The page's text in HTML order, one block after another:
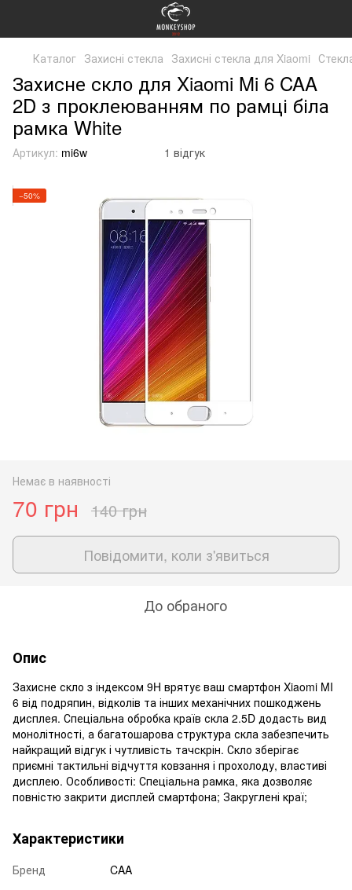
Каталог Захисні стекла Захисні стекла для Xiaomi
Захисне скло для Xiaomi Mi 6 CAA
2D з проклеюванням по рамці біла
рамка White
Артикул: mi6w 1 відгук
−50%
Немає в наявності
70 грн 140 грн
Повідомити, коли з'явиться
До обраного
Опис
Захисне скло з індексом 9H врятує ваш смартфон Xiaomi MI
6 від подряпин, відколів та інших механічних пошкоджень
дисплея. Спеціальна обробка країв скла 2.5D додасть вид
монолітності, а багатошарова структура скла забезпечить
найкращий відгук і чутливість тачскрін. Скло зберігає
приємні тактильні відчуття ковзання і прохолоду, властиві
дисплею. Особливості: Спеціальна рамка, яка дозволяє
повністю закрити дисплей смартфона; Закруглені краї;
Характеристики
Бренд CAA